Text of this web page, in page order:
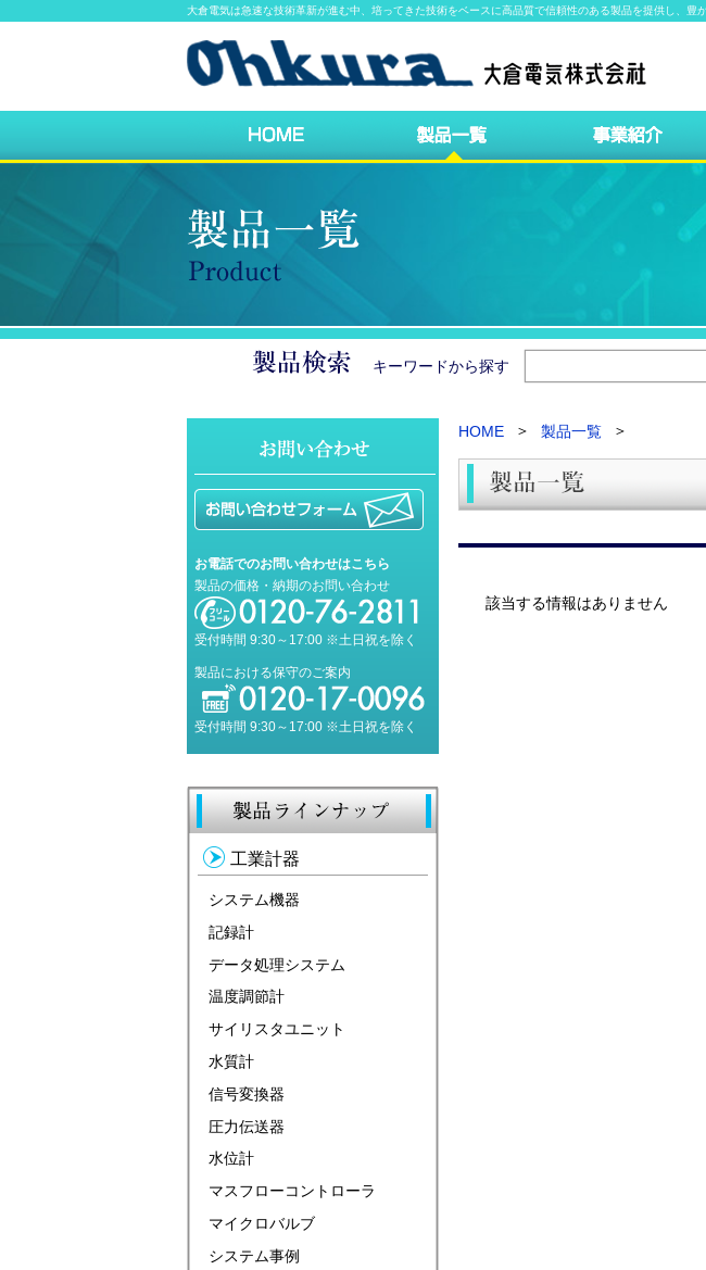
大倉電気は急速な技術革新が進む中、培ってきた技術をベースに高品質で信頼性のある製品を提供し、豊
キーワードから探す
HOME 製品一覧
該当する情報はありません
お電話でのお問い合わせはこちら
製品の価格・納期のお問い合わせ
受付時間 9:30～17:00 ※土日祝を除く
製品における保守のご案内
受付時間 9:30～17:00 ※土日祝を除く
工業計器
システム機器
記録計
データ処理システム
温度調節計
サイリスタユニット
水質計
信号変換器
圧力伝送器
水位計
マスフローコントローラ
マイクロバルブ
システム事例